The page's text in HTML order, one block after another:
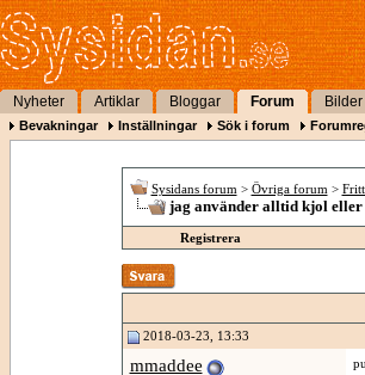
Nyheter Artiklar Bloggar Forum Bilder
Bevakningar Inställningar Sök i forum
Sysidans forum > Övriga forum >
jag använder alltid kjol
Registrera
2018-03-23, 13:33
mmaddee